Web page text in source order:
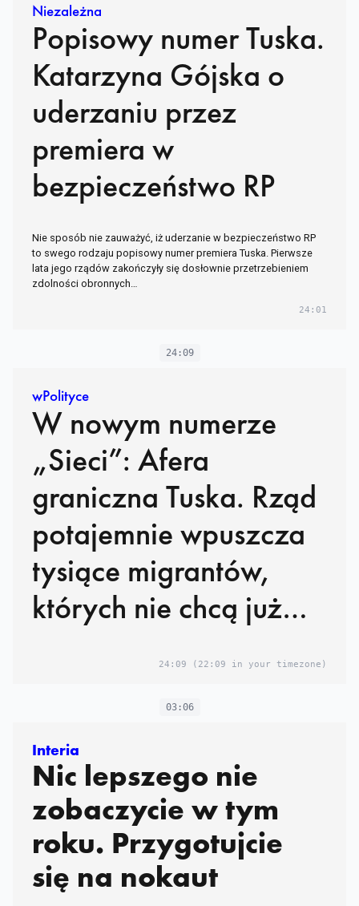
Niezależna
Popisowy numer Tuska.
Katarzyna Gójska o
uderzaniu przez
premiera w
bezpieczeństwo RP
Nie sposób nie zauważyć, iż uderzanie w bezpieczeństwo RP
to swego rodzaju popisowy numer premiera Tuska. Pierwsze
lata jego rządów zakończyły się dosłownie przetrzebieniem
zdolności obronnych…
24:01
24:09
wPolityce
W nowym numerze
„Sieci”: Afera
graniczna Tuska. Rząd
potajemnie wpuszcza
tysiące migrantów,
których nie chcą już
24:09 (22:09 in your timezone)
03:06
Interia
Nic lepszego nie
zobaczycie w tym
roku. Przygotujcie
się na nokaut